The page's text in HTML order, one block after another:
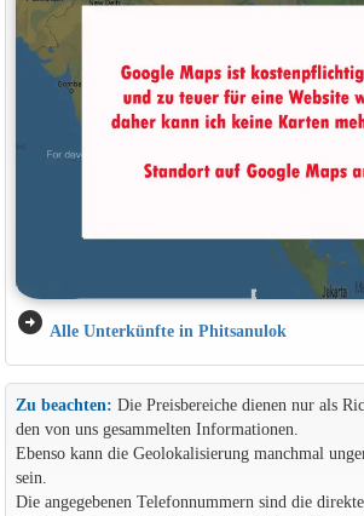
arrow_circle_right Alle Unterkünfte in Phitsanulok
Zu beachten: Die Preisbereiche dienen nur als
den von uns gesammelten Informationen.
Ebenso kann die Geolokalisierung manchmal
sein.
Die angegebenen Telefonnummern sind die